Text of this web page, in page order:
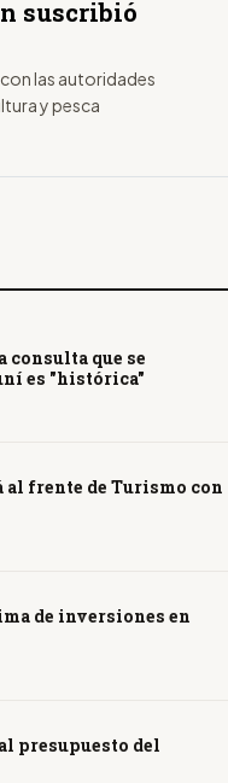
suscribió
las autoridades
y pesca
consulta que se
es "histórica"
frente de Turismo con
de inversiones en
presupuesto del